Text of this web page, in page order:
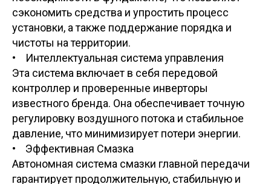
сэкономить средства и упростить процесс
установки, а также поддержание порядка и
чистоты на территории.
• Интеллектуальная система управления
Эта система включает в себя передовой
контроллер и проверенные инверторы
известного бренда. Она обеспечивает точную
регулировку воздушного потока и стабильное
давление, что минимизирует потери энергии.
• Эффективная Смазка
Автономная система смазки главной передачи
гарантирует продолжительную, стабильную и